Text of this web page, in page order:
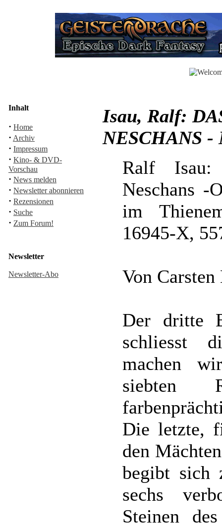
Inhalt
· Home
· Archiv
· Impressum
· Kino- & DVD-
Vorschau
· News melden
· Newsletter abonnieren
· Rezensionen
· Suche
· Zum Forum!
Newsletter
Newsletter-Abo
Isau, Ralf:
NESCHANS -
Ralf
Neschans -
im
16945-X,
Von
Der dritte
schliesst
machen
siebten
Die letzte,
den
begibt sich
sechs
Steinen